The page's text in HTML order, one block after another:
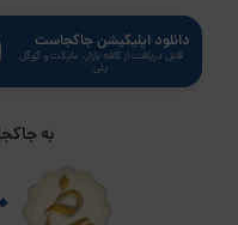
دانلود اپلیکیشن جاکجاست
قابل دریافت از کافه بازار، مایکت و گوگل
پلی
به